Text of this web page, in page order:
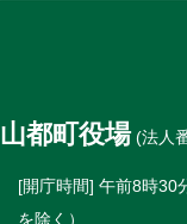
山都町役場(法人
[開庁時間] 午前8時30
を除く）